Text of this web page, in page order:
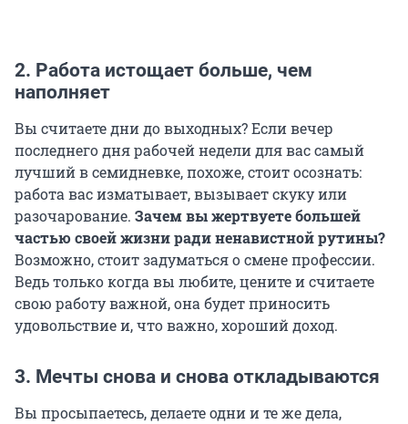
2. Работа истощает больше, чем
наполняет
Вы считаете дни до выходных? Если вечер
последнего дня рабочей недели для вас самый
лучший в семидневке, похоже, стоит осознать:
работа вас изматывает, вызывает скуку или
разочарование. Зачем вы жертвуете большей
частью своей жизни ради ненавистной рутины?
Возможно, стоит задуматься о смене профессии.
Ведь только когда вы любите, цените и считаете
свою работу важной, она будет приносить
удовольствие и, что важно, хороший доход.
3. Мечты снова и снова откладываются
Вы просыпаетесь, делаете одни и те же дела,